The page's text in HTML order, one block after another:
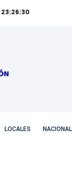
23:26:31
LOCALES